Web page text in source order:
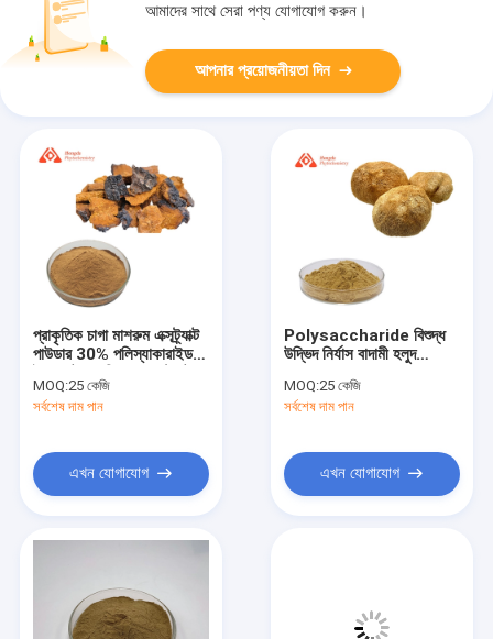
আমাদের সাথে সেরা পণ্য যোগাযোগ করুন।
আপনার প্রয়োজনীয়তা দিন
প্রাকৃতিক চাগা মাশরুম এক্সট্র্যাক্ট
পাউডার 30% পলিস্যাকারাইডস
MOQ:25 কেজি
সর্বশেষ দাম পান
এখন যোগাযোগ
Polysaccharide বিশুদ্ধ
উদ্ভিদ নির্যাস বাদামী হলুদ
নির্যাস
MOQ:25 কেজি
সর্বশেষ দাম পান
এখন যোগাযোগ